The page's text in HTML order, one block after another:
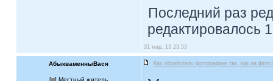
Последний раз
редактировалось
31 мар, 13 23:53
АбыкваменныВася Как обработать фотографию так, как на
[ ] Местный житель